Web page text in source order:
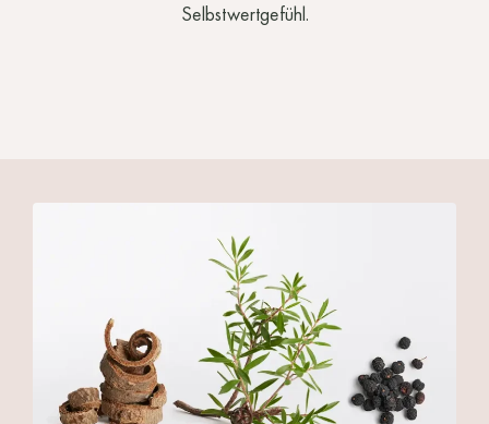
Selbstwertgefühl.